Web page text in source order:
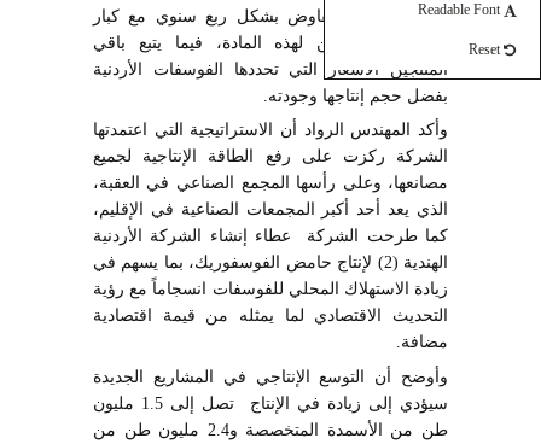
Readable Font
Reset
عالميًا، إذ يتم التفاوض بشكل ربع سنوي مع كبار
المنتجين العالميين لهذه المادة، فيما يتبع باقي
المنتجين الأسعار التي تحددها الفوسفات الأردنية
بفضل حجم إنتاجها وجودته.
وأكد المهندس الرواد أن الاستراتيجية التي اعتمدتها
الشركة ركزت على رفع الطاقة الإنتاجية لجميع
مصانعها، وعلى رأسها المجمع الصناعي في العقبة،
الذي يعد أحد أكبر المجمعات الصناعية في الإقليم،
كما طرحت الشركة عطاء إنشاء الشركة الأردنية
الهندية (2) لإنتاج حامض الفوسفوريك، بما يسهم في
زيادة الاستهلاك المحلي للفوسفات انسجاماً مع رؤية
التحديث الاقتصادي لما يمثله من قيمة اقتصادية
مضافة.
وأوضح أن التوسع الإنتاجي في المشاريع الجديدة
سيؤدي إلى زيادة في الإنتاج تصل إلى 1.5 مليون
طن من الأسمدة المتخصصة و2.4 مليون طن من